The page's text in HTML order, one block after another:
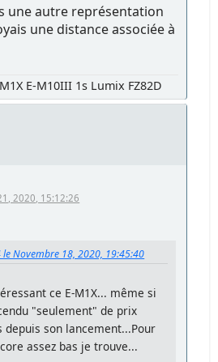
une autre représentation
une distance associée à
E-M10III 1s Lumix FZ82D
2020, 15:12:26
le Novembre 18, 2020, 19:45:40
ce E-M1X... même si
"seulement" de prix
depuis son lancement...Pour
assez bas je trouve...